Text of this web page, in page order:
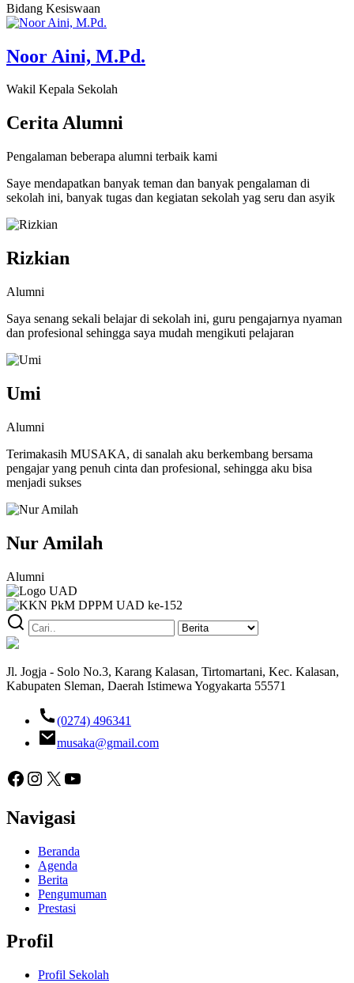
Bidang Kesiswaan
Noor Aini, M.Pd.
Wakil Kepala Sekolah
CeritaAlumni
Pengalaman beberapa alumni terbaik kami
Saye mendapatkan banyak teman dan banyak pengalaman di
sekolah ini, banyak tugas dan kegiatan sekolah yag seru dan asyik
Rizkian
Alumni
Saya senang sekali belajar di sekolah ini, guru pengajarnya nyaman
dan profesional sehingga saya mudah mengikuti pelajaran
Umi
Alumni
Terimakasih MUSAKA, di sanalah aku berkembang bersama
pengajar yang penuh cinta dan profesional, sehingga aku bisa
menjadi sukses
Nur Amilah
Alumni
Jl. Jogja - Solo No.3, Karang Kalasan, Tirtomartani, Kec. Kalasan,
Kabupaten Sleman, Daerah Istimewa Yogyakarta 55571
(0274) 496341
musaka@gmail.com
Facebook
Instagram
X YouTube
Navigasi
Beranda
Agenda
Berita
Pengumuman
Prestasi
Profil
Profil Sekolah